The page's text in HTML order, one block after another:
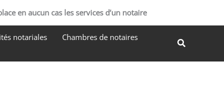
en aucun cas les services d’un notaire
notariales
Chambres de notaires
Rechercher
e